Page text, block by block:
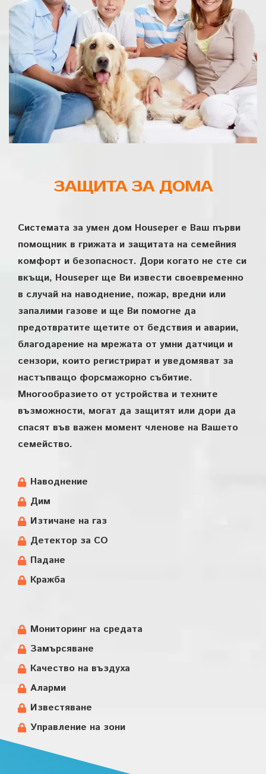
ЗАЩИТА ЗА ДОМА
Системата за умен дом Houseper e Ваш първи
помощник в грижата и защитата на семейния
комфорт и безопасност. Дори когато не сте си
вкъщи, Houseper ще Ви извести своевременно
в случай на наводнение, пожар, вредни или
запалими газове и ще Ви помогне да
предотвратите щетите от бедствия и аварии,
благодарение на мрежата от умни датчици и
сензори, които регистрират и уведомяват за
настъпващо форсмажорно събитие.
Многообразието от устройства и техните
възможности, могат да защитят или дори да
спасят във важен момент членове на Вашето
семейство.
Наводнение
Дим
Изтичане на газ
Детектор за CO
Падане
Кражба
Мониторинг на средата
Замърсяване
Качество на въздуха
Аларми
Известяване
Управление на зони